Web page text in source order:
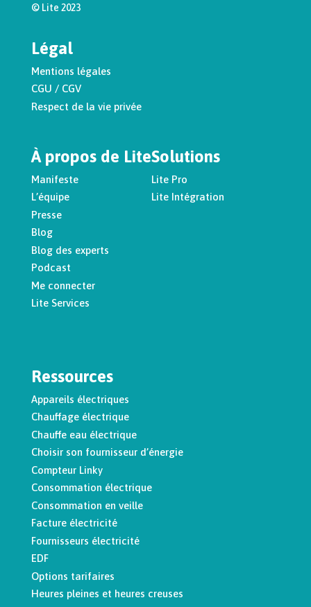
© Lite 2023
Légal
Mentions légales
CGU / CGV
Respect de la vie privée
À propos de Lite
Manifeste
L’équipe
Presse
Blog
Blog des experts
Podcast
Me connecter
Lite Services
Solutions
Lite Pro
Lite Intégration
Ressources
Appareils électriques
Chauffage électrique
Chauffe eau électrique
Choisir son fournisseur d’énergie
Compteur Linky
Consommation électrique
Consommation en veille
Facture électricité
Fournisseurs électricité
EDF
Options tarifaires
Heures pleines et heures creuses